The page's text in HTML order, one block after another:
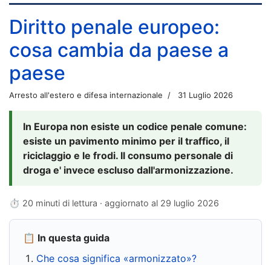
Diritto penale europeo:
cosa cambia da paese a
paese
Arresto all'estero e difesa internazionale 31 Luglio 2026
In Europa non esiste un codice penale comune:
esiste un pavimento minimo per il traffico, il
riciclaggio e le frodi. Il consumo personale di
droga e' invece escluso dall'armonizzazione.
⏱ 20 minuti di lettura · aggiornato al 29 luglio 2026
📋 In questa guida
Che cosa significa «armonizzato»?